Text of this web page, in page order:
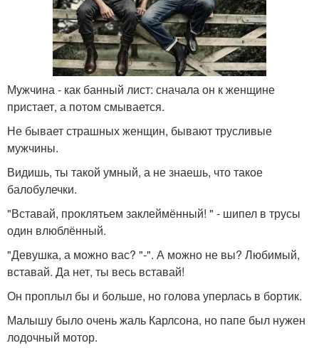
Мужчина - как банный лист: сначала он к женщине
пристает, а потом смывается.
Не бывает страшных женщин, бывают трусливые
мужчины.
Видишь, ты такой умный, а не знаешь, что такое
балобулечки.
"Вставай, проклятьем заклеймённый! " - шипел в трусы
один влюблённый.
"Девушка, а можно вас? "-". А можно не вы? Любимый,
вставай. Да нет, ты весь вставай!
Он проплыл бы и больше, но голова уперлась в бортик.
Малышу было очень жаль Карлсона, но папе был нужен
лодочный мотор.